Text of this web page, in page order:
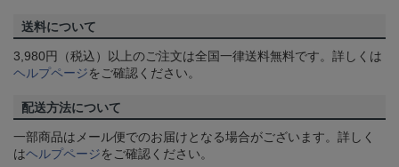
送料について
3,980円（税込）以上のご注文は全国一律送料無料です。詳しくは
ヘルプページをご確認ください。
配送方法について
一部商品はメール便でのお届けとなる場合がございます。詳しく
はヘルプページをご確認ください。